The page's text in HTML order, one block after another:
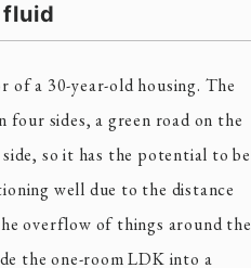
of a 30-year-old housing. The
four sides, a green road on the
so it has the potential to be
well due to the distance
overflow of things around the
the one-room LDK into a